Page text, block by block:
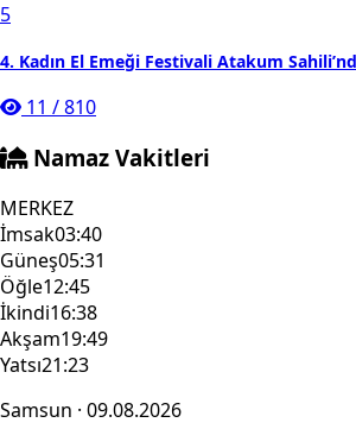
5
4. Kadın El Emeği Festivali Atakum
11 /810
Namaz Vakitleri
MERKEZ
İmsak03:40
Güneş05:31
Öğle12:45
İkindi16:38
Akşam19:49
Yatsı21:23
Samsun · 09.08.2026